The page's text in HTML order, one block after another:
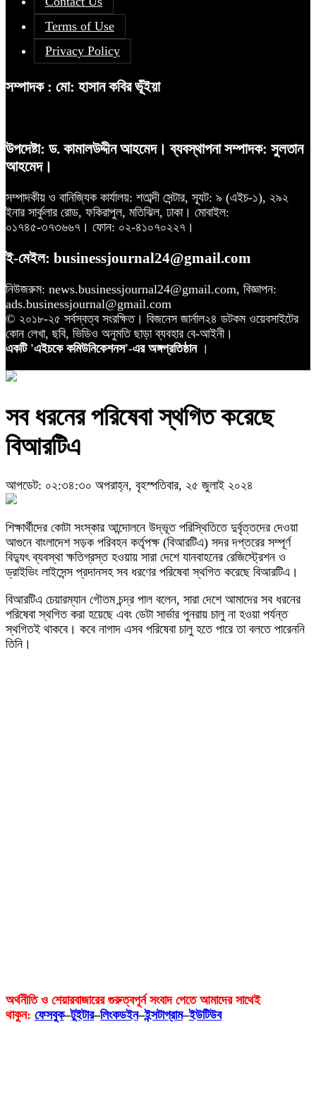
Terms of Use
Privacy Policy
সম্পাদক : মো: হাসান কবির ভূঁইয়া
উপদেষ্টা: ড. কামালউদ্দীন আহমেদ। ব্যবস্থাপনা সম্পাদক: সুলতান
আহমেদ।
সম্পাদকীয় ও বানিজ্যিক কার্যালয়: শতাব্দী সেন্টার, স্যূট: ৯ (এইচ-১), ২৯২
ইনার সার্কুলার রোড, ফকিরাপুল, মতিঝিল, ঢাকা। মোবাইল:
০১৭৪৫-৩৭৩৬৬৭। ফোন: ০২-৪১০৭০২২৭।
ই-মেইল: businessjournal24@gmail.com
নিউজরুম: news.businessjournal24@gmail.com, বিজ্ঞাপন:
ads.businessjournal@gmail.com
© ২০১৮-২৫ সর্বস্বত্ব সংরক্ষিত। বিজনেস জার্নাল২৪ ডটকম ওয়েবসাইটের
কোন লেখা, ছবি, ভিডিও অনুমতি ছাড়া ব্যবহার বে-আইনী।
একটি 'এইচকে কমিউনিকেশনস'-এর অঙ্গপ্রতিষ্ঠান ।
সব ধরনের পরিষেবা স্থগিত করেছে
বিআরটিএ
আপডেট: ০২:৩৪:৩০ অপরাহ্ন, বৃহস্পতিবার, ২৫ জুলাই ২০২৪
শিক্ষার্থীদের কোটা সংস্কার আন্দোলনে উদ্ভূত পরিস্থিতিতে দুর্বৃত্তদের দেওয়া
আগুনে বাংলাদেশ সড়ক পরিবহন কর্তৃপক্ষ (বিআরটিএ) সদর দপ্তরের সম্পূর্ণ
বিদ্যুৎ ব্যবস্থা ক্ষতিগ্রস্ত হওয়ায় সারা দেশে যানবাহনের রেজিস্ট্রেশন ও
ড্রাইভিং লাইসেন্স প্রদানসহ সব ধরণের পরিষেবা স্থগিত করেছে বিআরটিএ।
বিআরটিএ চেয়ারম্যান গৌতম চন্দ্র পাল বলেন, সারা দেশে আমাদের সব ধরনের
পরিষেবা স্থগিত করা হয়েছে এবং ডেটা সার্ভার পুনরায় চালু না হওয়া পর্যন্ত
স্থগিতই থাকবে। কবে নাগাদ এসব পরিষেবা চালু হতে পারে তা বলতে পারেননি
তিনি।
অর্থনীতি ও শেয়ারবাজারের গুরুত্বপূর্ন সংবাদ পেতে আমাদের সাথেই
থাকুন: ফেসবুক–টুইটার–লিংকডইন–ইন্সটাগ্রাম–ইউটিউব